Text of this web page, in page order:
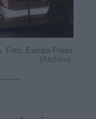
Foto: Europa Press
(Archivo).